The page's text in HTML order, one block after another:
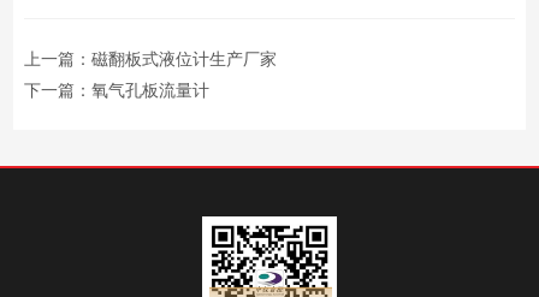
上一篇： 磁翻板式液位计生产厂家
下一篇： 氧气孔板流量计